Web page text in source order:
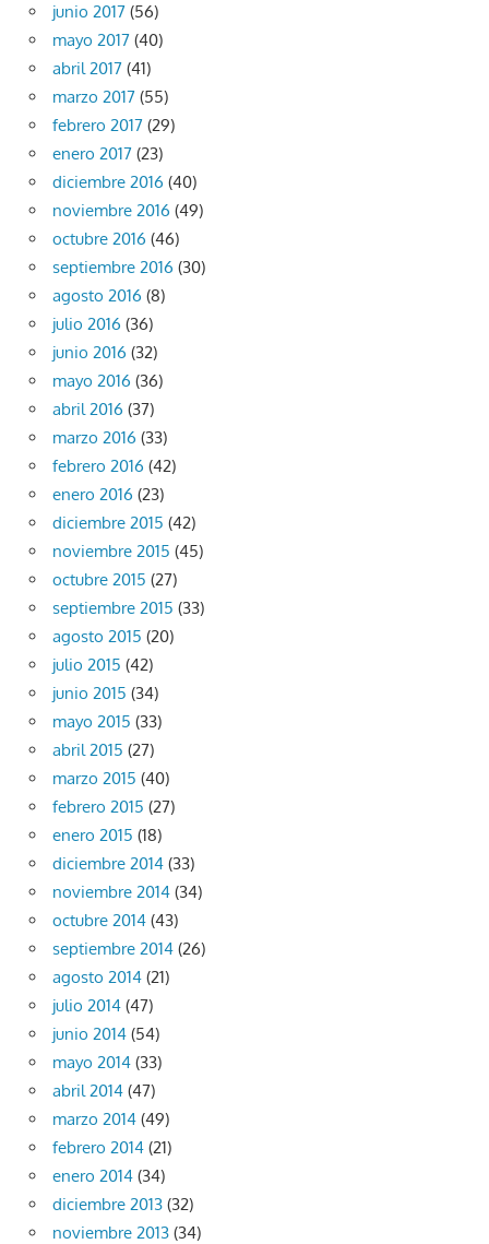
junio 2017 (56)
mayo 2017 (40)
abril 2017 (41)
marzo 2017 (55)
febrero 2017 (29)
enero 2017 (23)
diciembre 2016 (40)
noviembre 2016 (49)
octubre 2016 (46)
septiembre 2016 (30)
agosto 2016 (8)
julio 2016 (36)
junio 2016 (32)
mayo 2016 (36)
abril 2016 (37)
marzo 2016 (33)
febrero 2016 (42)
enero 2016 (23)
diciembre 2015 (42)
noviembre 2015 (45)
octubre 2015 (27)
septiembre 2015 (33)
agosto 2015 (20)
julio 2015 (42)
junio 2015 (34)
mayo 2015 (33)
abril 2015 (27)
marzo 2015 (40)
febrero 2015 (27)
enero 2015 (18)
diciembre 2014 (33)
noviembre 2014 (34)
octubre 2014 (43)
septiembre 2014 (26)
agosto 2014 (21)
julio 2014 (47)
junio 2014 (54)
mayo 2014 (33)
abril 2014 (47)
marzo 2014 (49)
febrero 2014 (21)
enero 2014 (34)
diciembre 2013 (32)
noviembre 2013 (34)